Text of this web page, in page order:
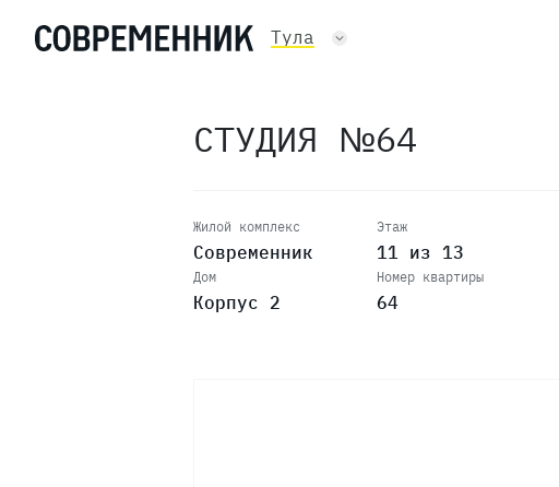
Тула
СТУДИЯ №64
Жилой комплекс
Современник
Дом
Корпус 2
Этаж
11 из 13
Номер квартиры
64